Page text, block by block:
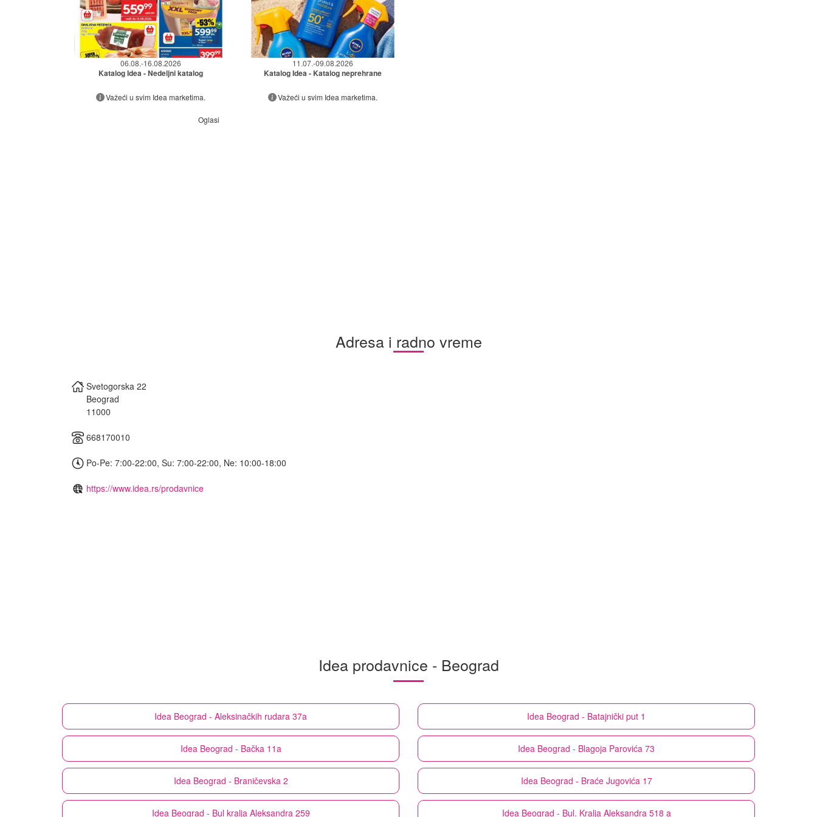
06.08.-16.08.2026
Katalog Idea - Nedeljni katalog
Važeći u svim Idea marketima.
11.07.-09.08.2026
Katalog Idea - Katalog neprehrane
Važeći u svim Idea marketima.
Oglasi
Adresa i radno vreme
Svetogorska 22
Beograd
11000
668170010
Po-Pe: 7:00-22:00, Su: 7:00-22:00, Ne: 10:00-18:00
https://www.idea.rs/prodavnice
Idea prodavnice - Beograd
Idea Beograd - Aleksinačkih rudara 37a Idea Beograd - Batajnički put 1
Idea Beograd - Bačka 11a Idea Beograd - Blagoja Parovića 73
Idea Beograd - Braničevska 2 Idea Beograd - Braće Jugovića 17
Idea Beograd - Bul kralja Aleksandra 259 Idea Beograd - Bul. Kralja Aleksandra 518 a